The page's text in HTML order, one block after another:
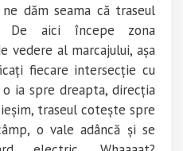
dăm seama că traseul
aici începe zona
vedere al marcajului, așa
fiecare intersecție cu
o ia spre dreapta, direcția
traseul cotește spre
o vale adâncă și se